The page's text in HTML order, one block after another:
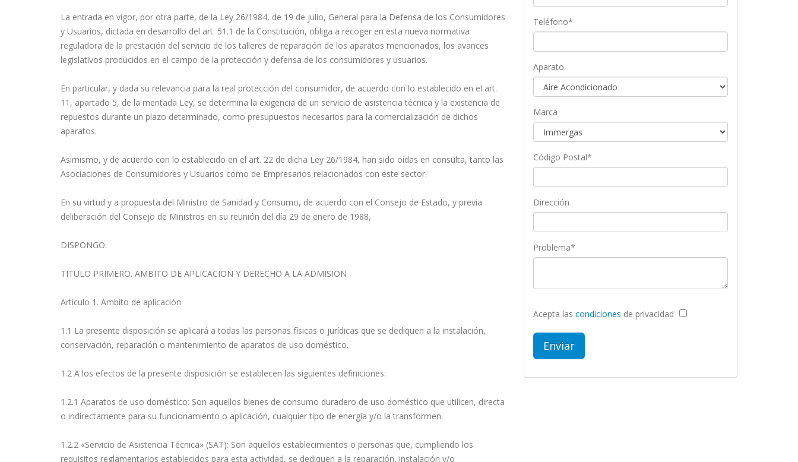
La entrada en vigor, por otra parte, de la Ley 26/1984, de 19 de julio, General para la Defensa de los Consumidores
y Usuarios, dictada en desarrollo del art. 51.1 de la Constitución, obliga a recoger en esta nueva normativa
reguladora de la prestación del servicio de los talleres de reparación de los aparatos mencionados, los avances
legislativos producidos en el campo de la protección y defensa de los consumidores y usuarios.
En particular, y dada su relevancia para la real protección del consumidor, de acuerdo con lo establecido en el art.
11, apartado 5, de la meritada Ley, se determina la exigencia de un servicio de asistencia técnica y la existencia de
repuestos durante un plazo determinado, como presupuestos necesarios para la comercialización de dichos
aparatos.
Asimismo, y de acuerdo con lo establecido en el art. 22 de dicha Ley 26/1984, han sido oídas en consulta, tanto las
Asociaciones de Consumidores y Usuarios como de Empresarios relacionados con este sector.
En su virtud y a propuesta del Ministro de Sanidad y Consumo, de acuerdo con el Consejo de Estado, y previa
deliberación del Consejo de Ministros en su reunión del día 29 de enero de 1988,
DISPONGO:
TITULO PRIMERO. AMBITO DE APLICACION Y DERECHO A LA ADMISION
Artículo 1. Ambito de aplicación
1.1 La presente disposición se aplicará a todas las personas físicas o jurídicas que se dediquen a la instalación,
conservación, reparación o mantenimiento de aparatos de uso doméstico.
1.2 A los efectos de la presente disposición se establecen las siguientes definiciones:
1.2.1 Aparatos de uso doméstico: Son aquellos bienes de consumo duradero de uso doméstico que utilicen, directa
o indirectamente para su funcionamiento o aplicación, cualquier tipo de energía y/o la transformen.
1.2.2 «Servicio de Asistencia Técnica» (SAT): Son aquellos establecimientos o personas que, cumpliendo los
requisitos reglamentarios establecidos para esta actividad, se dediquen a la reparación, instalación y/o
Teléfono*
Aparato
Marca
Código Postal*
Dirección
Problema*
Acepta las condiciones de privacidad